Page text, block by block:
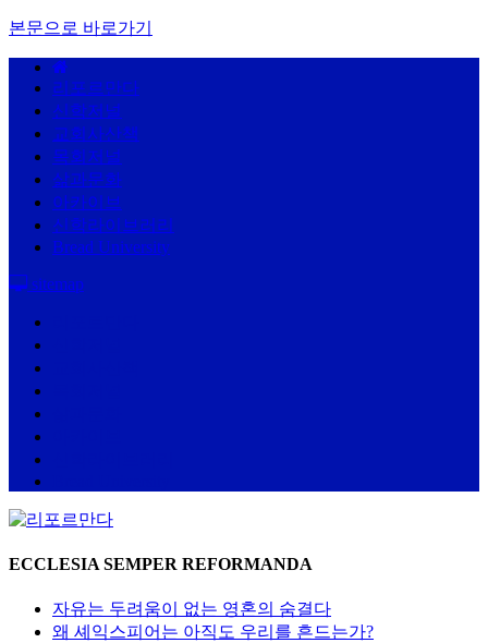
본문으로 바로가기
리포르만다
신학저널
교회사산책
목회저널
삶과문화
아카이브
신학라이브러리
Bread University
sitemap
ECCLESIA SEMPER REFORMANDA
자유는 두려움이 없는 영혼의 숨결다
왜 셰익스피어는 아직도 우리를 흔드는가?